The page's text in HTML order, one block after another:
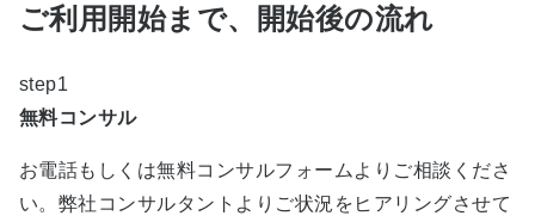
ご利用開始まで、開始後の流れ
step1
無料コンサル
お電話もしくは無料コンサルフォームよりご相談くださ
い。弊社コンサルタントよりご状況をヒアリングさせて